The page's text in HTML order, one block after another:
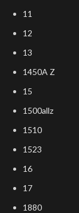
11
12
13
1450A Z
15
1500allz
1510
1523
16
17
1880